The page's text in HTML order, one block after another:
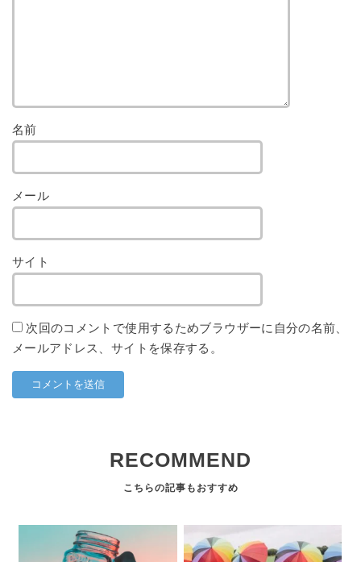
名前
メール
サイト
次回のコメントで使用するためブラウザーに自分の名前、
メールアドレス、サイトを保存する。
RECOMMEND